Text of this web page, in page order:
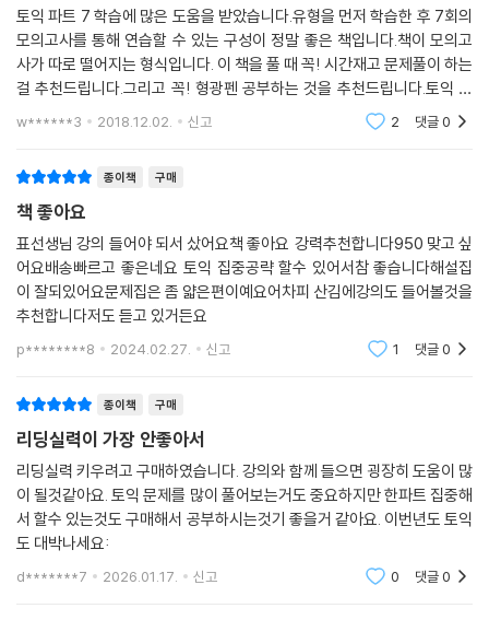
2) 리뷰 체크 리스트
- 매 회 실전모의고사 풀이 후 반드시 체크하고 넘어가야 하는 사항들을 확
인하고 복습할 수 있는 리뷰 체크 리스트 수록
5. 정답과 오답의 근거를 확실하게 짚어주는 상세한 해설집 수록
2) 문제별로 4단계 난이도(하, 중, 상, 최상) 표시 제공
3) 지문에서 정답의 단서가 되는 부분이 문제에서 어떻게 바뀌어 표현되
는지 정리한 ‘바꾸어 표현하기(패러프레이징)’
6. 고득점 달성을 위한 Part 7 추가 자료 무료 제공
해커스토익 Hackers.co.kr
1) 빠르게 정답을 찾을 수 있는 Part 7 유형별 전략 무료 동영상강의
해커스인강 HackersIngang.com
2) 어휘와 리스닝 실력을 동시에 향상시킬 수 있는 단어암기 MP3
[15년 연속 토익 베스트셀러 1위 해커스!]
[해커스어학연구소] 교보문고 종합 베스트셀러 토익/토플 분야 1위(200
5~2019 연간 베스트셀러 기준, 해커스 토익 보카 7회/해커스 토익 리딩
8회)
토익 파트 7 학습에 많은 도움을 받았습니다.유형을 먼저 학습한 후 7회의
모의고사를 통해 연습할 수 있는 구성이 정말 좋은 책입니다.책이 모의고
사가 따로 떨어지는 형식입니다. 이 책을 풀 때 꼭! 시간재고 문제풀이 하는
걸 추천드립니다.그리고 꼭! 형광펜 공부하는 것을 추천드립니다.토익 파
트 7은 패러프레이징이 매우 중요합니다.지문에서 문제 별로 색깔을 다르
w******3 2018.12.02. 신고 2 댓글0
종이책 구매
책 좋아요
표선생님 강의 들어야 되서 샀어요책 좋아요 강력추천합니다950 맞고 싶
어요배송빠르고 좋은네요 토익 집중공략 할수 있어서참 좋습니다해설집
이 잘되있어요문제집은 좀 얇은편이예요어차피 산김에강의도 들어볼것을
추천합니다저도 듣고 있거든요
p********8 2024.02.27. 신고 1 댓글0
종이책 구매
리딩실력이 가장 안좋아서
리딩실력 키우려고 구매하였습니다. 강의와 함께 들으면 굉장히 도움이 많
이 될것같아요. 토익 문제를 많이 풀어보는거도 중요하지만 한파트 집중해
서 할수 있는것도 구매해서 공부하시는것기 좋을거 같아요. 이번년도 토익
도 대박나세요:
d*******7 2026.01.17. 신고 0 댓글0